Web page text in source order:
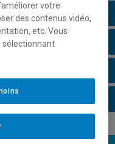
votre
des contenus vidéo,
etc. Vous
sélectionnant